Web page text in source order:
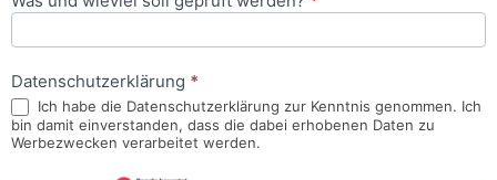
Datenschutzerklärung *
Ich habe die Datenschutzerklärung zur Kenntnis genommen. Ich
bin damit einverstanden, dass die dabei erhobenen Daten zu
Werbezwecken verarbeitet werden.